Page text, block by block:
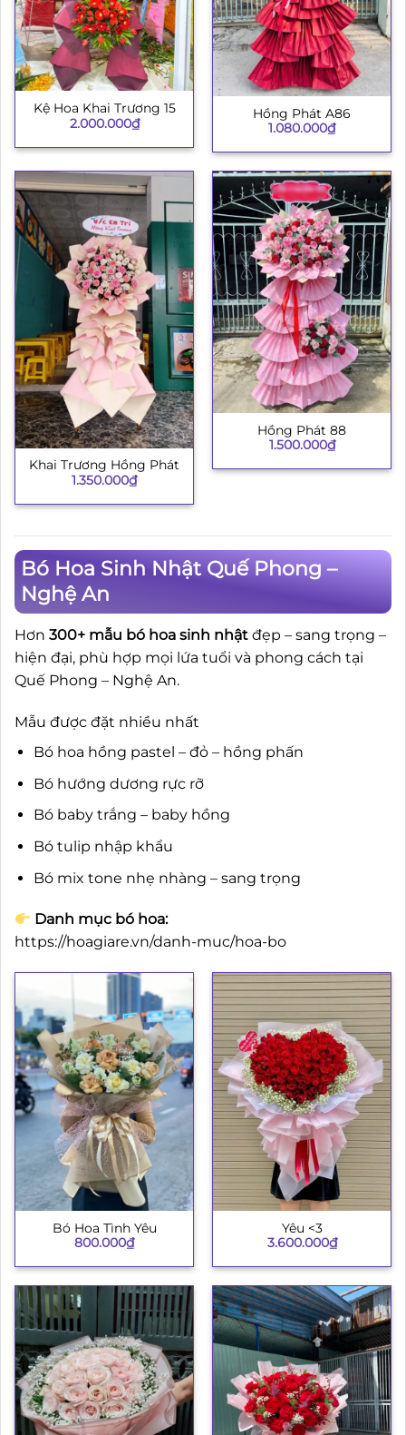
Kệ Hoa Khai Trương 15
2.000.000₫
Hồng Phát A86
1.080.000₫
Khai Trương Hồng Phát
1.350.000₫
Hồng Phát 88
1.500.000₫
Bó Hoa Sinh Nhật Quế Phong –
Nghệ An
Hơn 300+ mẫu bó hoa sinh nhật đẹp – sang trọng –
hiện đại, phù hợp mọi lứa tuổi và phong cách tại
Quế Phong – Nghệ An.
Mẫu được đặt nhiều nhất
Bó hoa hồng pastel – đỏ – hồng phấn
Bó hướng dương rực rỡ
Bó baby trắng – baby hồng
Bó tulip nhập khẩu
Bó mix tone nhẹ nhàng – sang trọng
Danh mục bó hoa:
https://hoagiare.vn/danh-muc/hoa-bo
Bó Hoa Tình Yêu
800.000₫
Yêu <3
3.600.000₫